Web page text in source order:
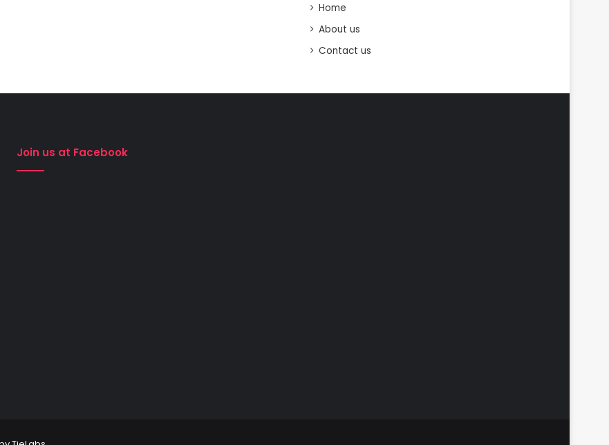
Home
About us
Contact us
Join us at Facebook